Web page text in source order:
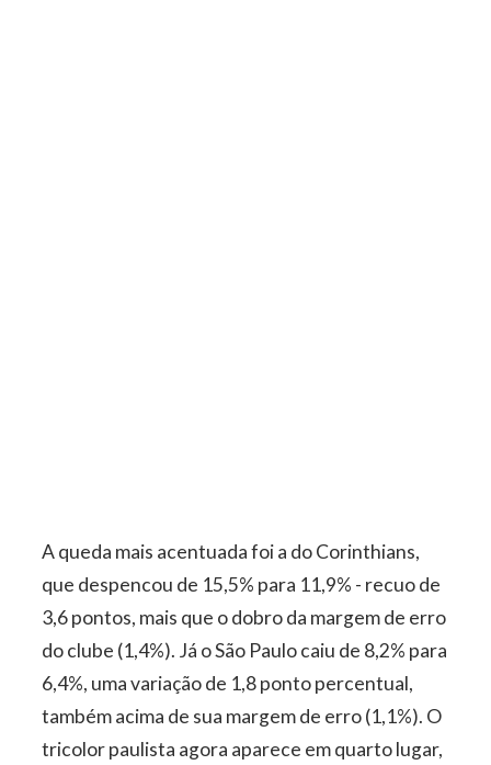
A queda mais acentuada foi a do Corinthians,
que despencou de 15,5% para 11,9% - recuo de
3,6 pontos, mais que o dobro da margem de erro
do clube (1,4%). Já o São Paulo caiu de 8,2% para
6,4%, uma variação de 1,8 ponto percentual,
também acima de sua margem de erro (1,1%). O
tricolor paulista agora aparece em quarto lugar,